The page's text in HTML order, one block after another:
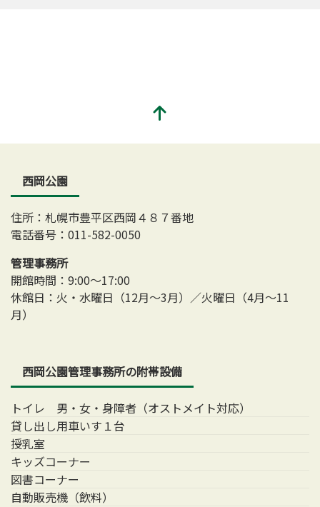
西岡公園
住所：札幌市豊平区西岡４８７番地
電話番号：011-582-0050
管理事務所
開館時間：9:00～17:00
休館日：火・水曜日（12月～3月）／火曜日（4月～11
月）
西岡公園管理事務所の附帯設備
トイレ 男・女・身障者（オストメイト対応）
貸し出し用車いす１台
授乳室
キッズコーナー
図書コーナー
自動販売機（飲料）